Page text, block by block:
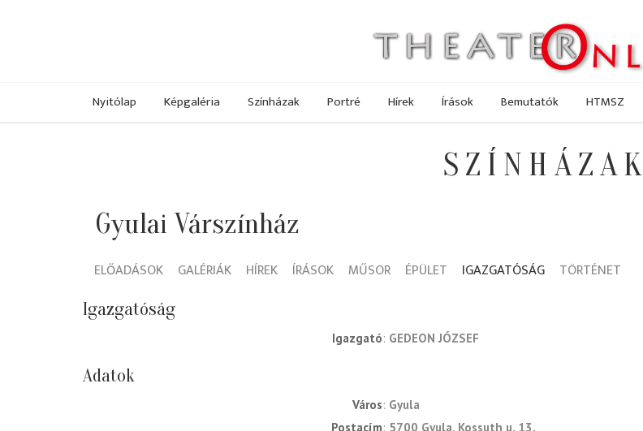
Nyitólap Képgaléria Színházak Portré Hírek Írások Bemutatók HTMSZ
SZÍNHÁZAK
Gyulai Várszínház
ELŐADÁSOK GALÉRIÁK HÍREK ÍRÁSOK MŰSOR ÉPÜLET IGAZGATÓSÁG TÖRTÉNET
Igazgatóság
igazgató GEDEON JÓZSEF
Adatok
Város Gyula
Postacím 5700 Gyula, Kossuth u. 13.